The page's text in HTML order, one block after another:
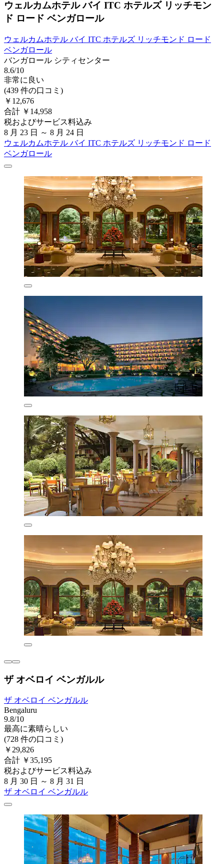
ウェルカムホテル バイ ITC ホテルズ リッチモン
ド ロード ベンガロール
ウェルカムホテル バイ ITC ホテルズ リッチモンド ロード
ベンガロール
バンガロール シティセンター
8.6/10
非常に良い
(439 件の口コミ)
￥12,676
合計 ￥14,958
税およびサービス料込み
8 月 23 日 ～ 8 月 24 日
ウェルカムホテル バイ ITC ホテルズ リッチモンド ロード
ベンガロール
ザ オベロイ ベンガルル
ザ オベロイ ベンガルル
Bengaluru
9.8/10
最高に素晴らしい
(728 件の口コミ)
￥29,826
合計 ￥35,195
税およびサービス料込み
8 月 30 日 ～ 8 月 31 日
ザ オベロイ ベンガルル